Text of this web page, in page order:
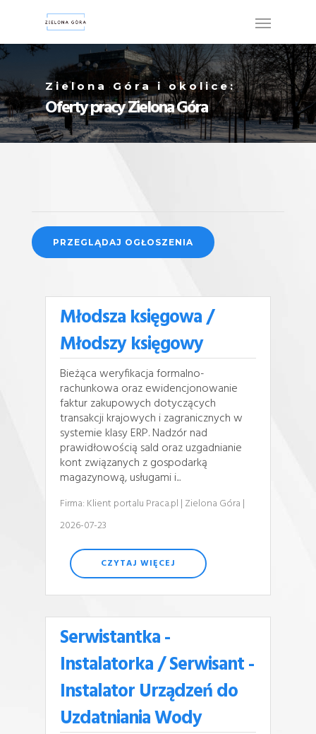
Zielona Góra i okolice:
Oferty pracy Zielona Góra
Młodsza księgowa /
Młodszy księgowy
Bieżąca weryfikacja formalno-
rachunkowa oraz ewidencjonowanie
faktur zakupowych dotyczących
transakcji krajowych i zagranicznych w
systemie klasy ERP. Nadzór nad
prawidłowością sald oraz uzgadnianie
kont związanych z gospodarką
magazynową, usługami i...
Firma: Klient portalu Praca.pl | Zielona Góra |
2026-07-23
CZYTAJ WIĘCEJ
Serwistantka -
Instalatorka / Serwisant -
Instalator Urządzeń do
Uzdatniania Wody